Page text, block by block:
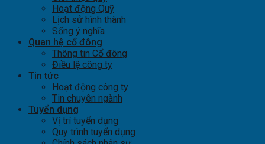
Hoạt động Quỹ
Lịch sử hình thành
Sống ý nghĩa
Quan hệ cổ đông
Thông tin Cổ đông
Điều lệ công ty
Tin tức
Hoạt động công ty
Tin chuyên ngành
Tuyển dụng
Vị trí tuyển dụng
Quy trình tuyển dụng